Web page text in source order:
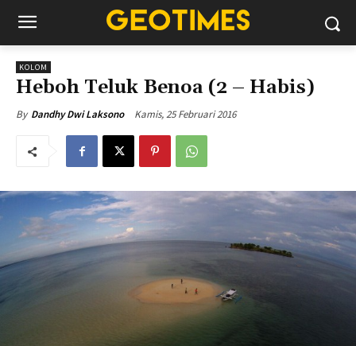
KOLOM
Heboh Teluk Benoa (2 – Habis)
By Dandhy Dwi Laksono Kamis, 25 Februari 2016